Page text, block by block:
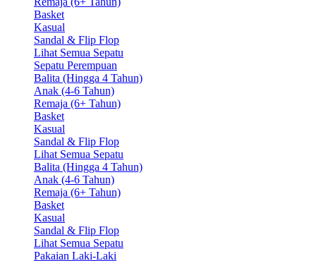
Basket
Kasual
Sandal & Flip Flop
Lihat Semua Sepatu
Sepatu Perempuan
Balita (Hingga 4 Tahun)
Anak (4-6 Tahun)
Remaja (6+ Tahun)
Basket
Kasual
Sandal & Flip Flop
Lihat Semua Sepatu
Balita (Hingga 4 Tahun)
Anak (4-6 Tahun)
Remaja (6+ Tahun)
Basket
Kasual
Sandal & Flip Flop
Lihat Semua Sepatu
Pakaian Laki-Laki